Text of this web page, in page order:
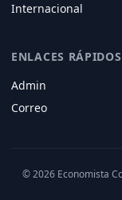
Internacional
ENLACES RÁPIDOS
Admin
Correo
© 2026 Economista